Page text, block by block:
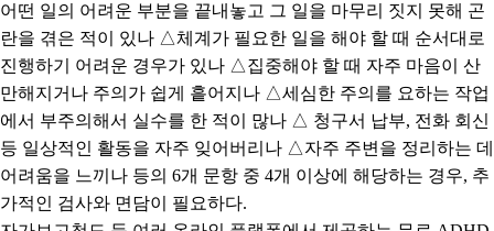
어떤 일의 어려운 부분을 끝내놓고 그 일을 마무리 짓지 못해 곤
란을 겪은 적이 있나 △체계가 필요한 일을 해야 할 때 순서대로
진행하기 어려운 경우가 있나 △집중해야 할 때 자주 마음이 산
만해지거나 주의가 쉽게 흩어지나 △세심한 주의를 요하는 작업
에서 부주의해서 실수를 한 적이 많나 △ 청구서 납부, 전화 회신
등 일상적인 활동을 자주 잊어버리나 △자주 주변을 정리하는 데
어려움을 느끼나 등의 6개 문항 중 4개 이상에 해당하는 경우, 추
가적인 검사와 면담이 필요하다.